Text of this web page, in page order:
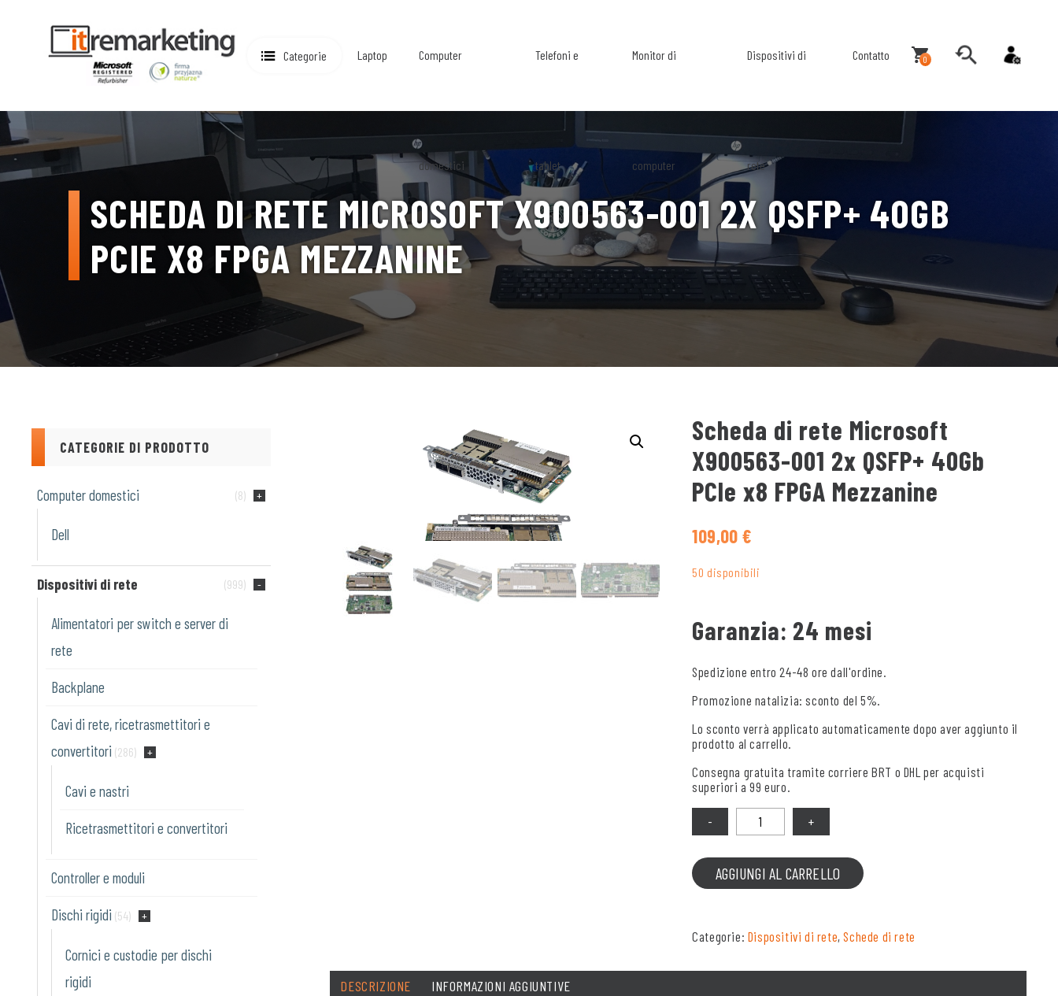
Categorie Laptop Computer
domestici
Telefoni e
tablet
Monitor di
computer
Dispositivi di
rete
Contatto 0
SCHEDA DI RETE MICROSOFT X900563-001 2X QSFP+ 40GB
PCIE X8 FPGA MEZZANINE
CATEGORIE DI PRODOTTO
Computer domestici (8)
Dell
Dispositivi di rete (999)
Alimentatori per switch e server di
rete
Backplane
Cavi di rete, ricetrasmettitori e
convertitori (286)
Cavi e nastri
Ricetrasmettitori e convertitori
Controller e moduli
Dischi rigidi (54)
Cornici e custodie per dischi
rigidi
Scheda di rete Microsoft
X900563-001 2x QSFP+ 40Gb
PCIe x8 FPGA Mezzanine
109,00€
50 disponibili
Garanzia: 24 mesi
Spedizione entro 24-48 ore dall'ordine.
Promozione natalizia: sconto del 5%.
Lo sconto verrà applicato automaticamente dopo aver aggiunto il
prodotto al carrello.
Consegna gratuita tramite corriere BRT o DHL per acquisti
superiori a 99 euro.
AGGIUNGI AL CARRELLO
Categorie: Dispositivi di rete,Schede di rete
DESCRIZIONE INFORMAZIONI AGGIUNTIVE